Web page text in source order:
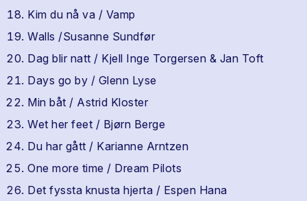
Kim du nå va / Vamp
Walls /Susanne Sundfør
Dag blir natt / Kjell Inge Torgersen & Jan Toft
Days go by / Glenn Lyse
Min båt / Astrid Kloster
Wet her feet / Bjørn Berge
Du har gått / Karianne Arntzen
One more time / Dream Pilots
Det fyssta knusta hjerta / Espen Hana